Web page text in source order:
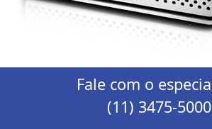
Fale com o
(11) 3475-5000